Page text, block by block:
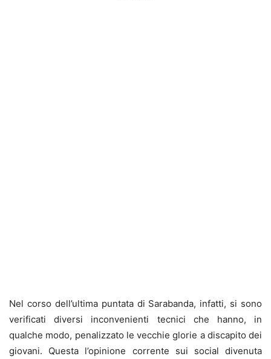
Nel corso dell’ultima puntata di Sarabanda, infatti, si sono
verificati diversi inconvenienti tecnici che hanno, in
qualche modo, penalizzato le vecchie glorie a discapito dei
giovani. Questa l’opinione corrente sui social divenuta